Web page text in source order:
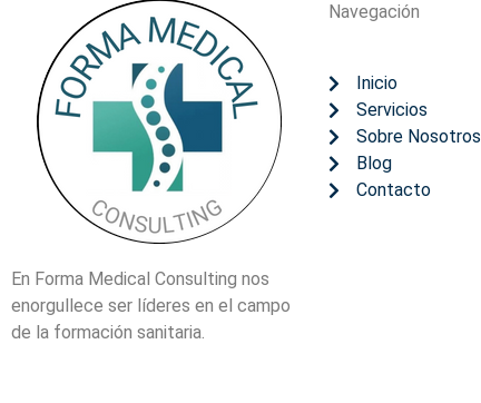
En Forma Medical Consulting nos
enorgullece ser líderes en el campo
de la formación sanitaria.
Navegación
Inicio
Servicios
Sobre Nosotros
Blog
Contacto